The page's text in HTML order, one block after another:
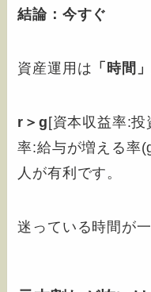
結論：今すぐ
資産運用は 「時間
r＞g[資本収益率:
率:給与が増える率
人が有利です。
迷っている時間が